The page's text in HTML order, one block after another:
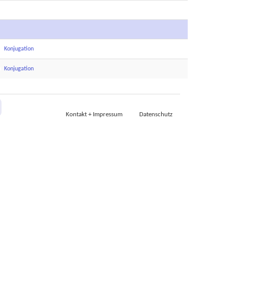
Konjugation
Konjugation
Kontakt + Impressum
Datenschutz